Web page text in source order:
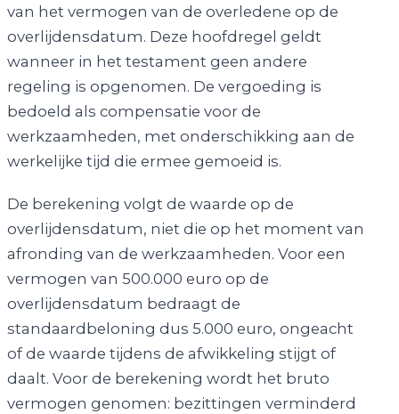
van het vermogen van de overledene op de
overlijdensdatum. Deze hoofdregel geldt
wanneer in het testament geen andere
regeling is opgenomen. De vergoeding is
bedoeld als compensatie voor de
werkzaamheden, met onderschikking aan de
werkelijke tijd die ermee gemoeid is.
De berekening volgt de waarde op de
overlijdensdatum, niet die op het moment van
afronding van de werkzaamheden. Voor een
vermogen van 500.000 euro op de
overlijdensdatum bedraagt de
standaardbeloning dus 5.000 euro, ongeacht
of de waarde tijdens de afwikkeling stijgt of
daalt. Voor de berekening wordt het bruto
vermogen genomen: bezittingen verminderd